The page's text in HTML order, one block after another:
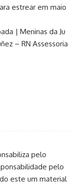
estrear em maio
| Meninas da Ju
– RN Assessoria
pelo
pelo
este um material